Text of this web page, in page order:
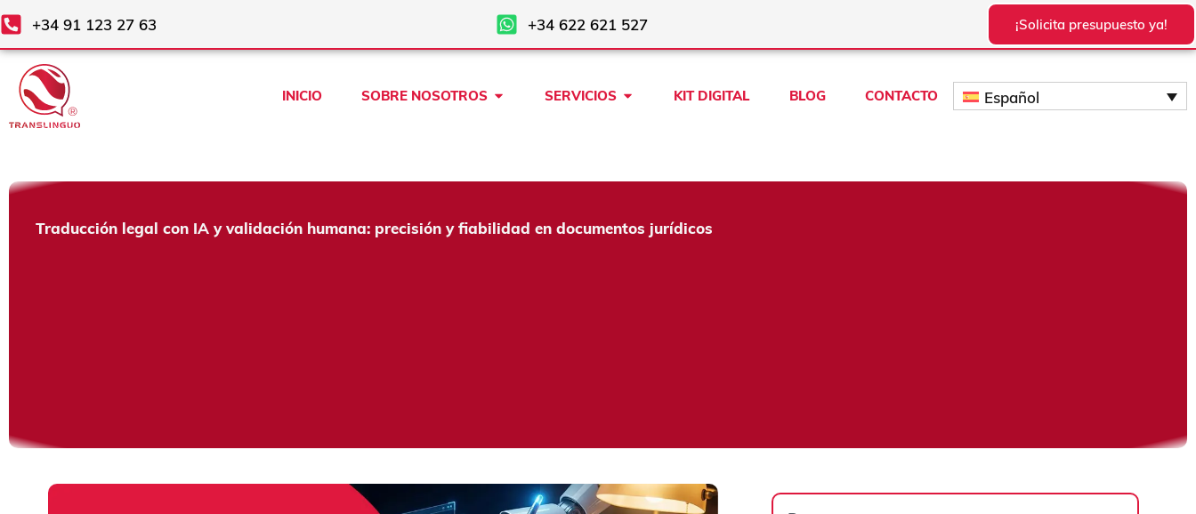
Ir
al
contenido
+34 91 123 27 63 +34 622 621 527 ¡Solicita presupuesto ya!
INICIO SOBRE NOSOTROS Open SOBRE NOSOTROS
SERVICIOS Open SERVICIOS
KIT DIGITAL BLOG CONTACTO Español
Traducción legal con IA y validación humana: precisión y fiabilidad en documentos jurídicos
Search